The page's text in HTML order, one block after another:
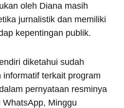
oleh Diana masih
jurnalistik dan memiliki
kepentingan publik.
diketahui sudah
terkait program
pernyataan resminya
Minggu